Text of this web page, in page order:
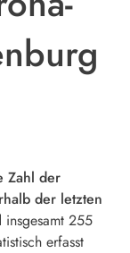
Zahl der
der letzten
insgesamt 255
erfasst